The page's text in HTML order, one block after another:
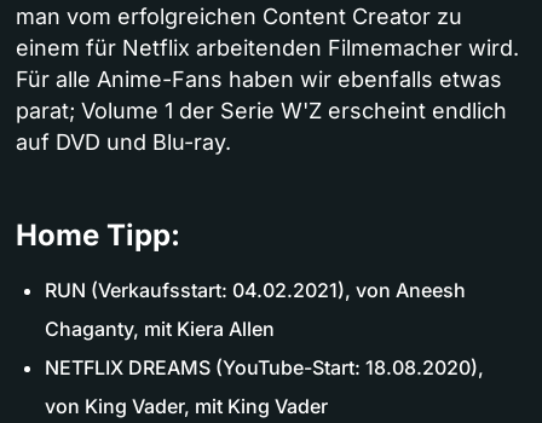
man vom erfolgreichen Content Creator zu
einem für Netflix arbeitenden Filmemacher wird.
Für alle Anime-Fans haben wir ebenfalls etwas
parat; Volume 1 der Serie W'Z erscheint endlich
auf DVD und Blu-ray.
Home Tipp:
RUN (Verkaufsstart: 04.02.2021), von Aneesh
Chaganty, mit Kiera Allen
NETFLIX DREAMS (YouTube-Start: 18.08.2020),
von King Vader, mit King Vader